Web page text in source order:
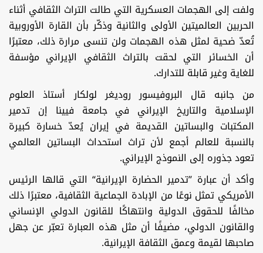
ولفت إلى الهجمات العسكرية التي طالت التراث الثقافي أثناء
الحربين العالميتين الأولى والثانية وذكّر بأن القارة الأوروبية
تُعدّ ضحية لمثل هذه الهجمات ولن تنسى مرارة ذلك، معتبرًا
أن الخسائر التي لحقت بالتراث الثقافي الإيراني مؤسفة
للغاية وغير قابلة للتدارك.
من جانبه قال البروفيسور روديغر لولكار أستاذ العلوم
الإسلامية والتاريخ الإيراني في جامعة فيينا إن تدمير
المكتبات والبساتين القديمة في إيران يُعدّ خسارة كبيرة
بالنسبة للعالم أجمع لأن تراث استحداث البساتين العالمي
تعود جذوره إلى النموذج الإيراني.
وأكد أن عبارة ’’تدمير الحضارة الإيرانية‘‘ التي قالها الرئيس
الأمريكي تمثل نوعًا من الإبادة الجماعية الثقافية، معتبرًا ذلك
مخالفًا للحقوق الدولية وانتهاكًا للقانون الدولي الإنساني
والقانون الدولي، مضيفًا أن مثل هذه العبارة تعبّر عن جهل
صاحبها لقيمة وعمق الثقافة الإيرانية.